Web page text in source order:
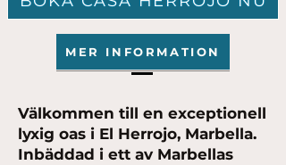
MER INFORMATION
Välkommen till en exceptionell
lyxig oas i El Herrojo, Marbella.
Inbäddad i ett av Marbellas